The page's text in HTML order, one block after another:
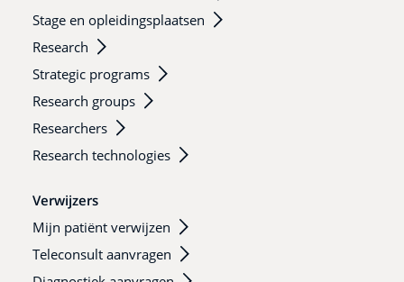
Stage en opleidingsplaatsen
Research
Strategic programs
Research groups
Researchers
Research technologies
Verwijzers
Mijn patiënt verwijzen
Teleconsult aanvragen